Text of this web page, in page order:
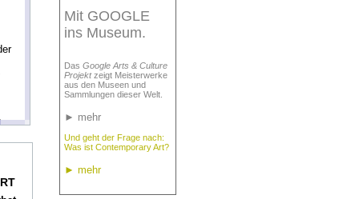
Mit GOOGLE
ins Museum.
Das Google Arts & Culture
Projektzeigt Meisterwerke
aus den Museen und
Sammlungen dieser Welt.
► mehr
Und geht der Frage nach:
Was ist Contemporary Art?
► mehr